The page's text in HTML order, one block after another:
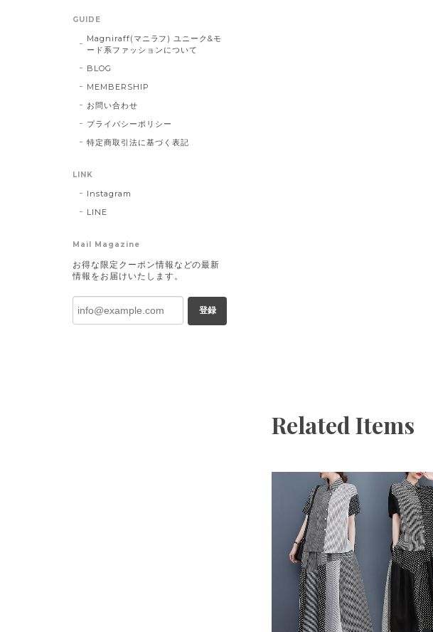
Related Items
GUIDE
Magniraff(マニラフ) ユニーク&モ
ード系ファッションについて
BLOG
MEMBERSHIP
お問い合わせ
プライバシーポリシー
特定商取引法に基づく表記
LINK
Instagram
LINE
Mail Magazine
お得な限定クーポン情報などの最新
情報をお届けいたします。
登録